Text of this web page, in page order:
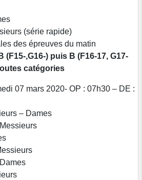
(série rapide)
des épreuves du matin
(F15-,G16-) puis B (F16-17, G17-
catégories
07 mars 2020- OP : 07h30 – DE :
– Dames